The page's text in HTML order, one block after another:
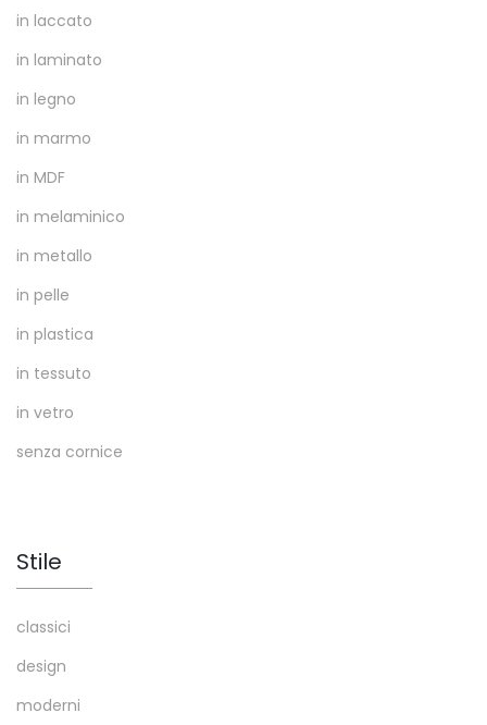
in laccato
in laminato
in legno
in marmo
in MDF
in melaminico
in metallo
in pelle
in plastica
in tessuto
in vetro
senza cornice
Stile
classici
design
moderni